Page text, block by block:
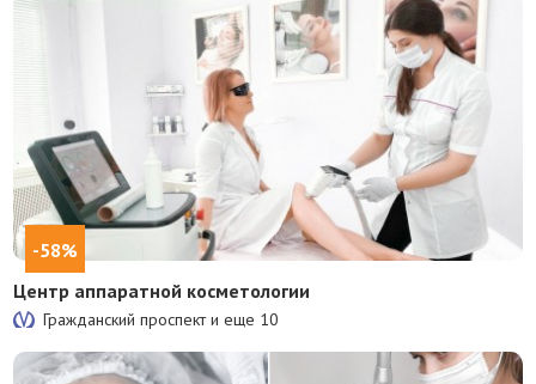
-58%
Центр аппаратной косметологии
Гражданский проспект и еще 10